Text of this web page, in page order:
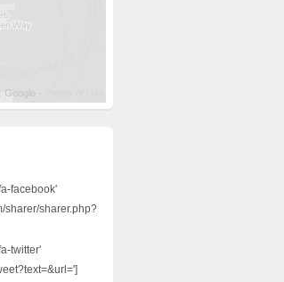
facebook'
sharer/sharer.php?
twitter'